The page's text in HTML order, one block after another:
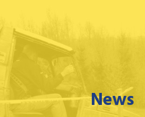
OÖ-CUP
MEDIEN
KONTAKT
News